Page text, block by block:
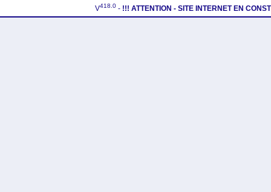
V418.0 - !!! ATTENTION - SITE INTERNET EN